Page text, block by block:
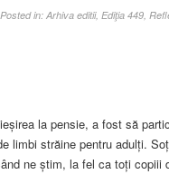
Posted in:Arhiva editii,Ediţia 449,
la pensie, a fost să
limbi străine pentru adulți.
ne știm, la fel ca toți